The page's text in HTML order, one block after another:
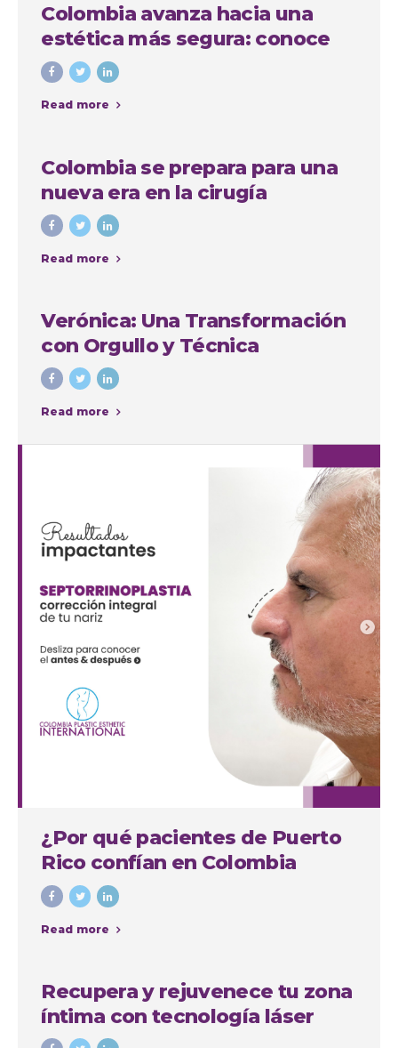
Colombia avanza hacia una
estética más segura: conoce
quiénes podrán realizar
procedimientos estéticos
Read more
Colombia se prepara para una
nueva era en la cirugía
estética: avanza proyecto de
ley que regula las
intervenciones con fines
Read more
Verónica: Una Transformación
con Orgullo y Técnica
Read more
¿Por qué pacientes de Puerto
Rico confían en Colombia
Plastic para su septorinoplastia
en Medellín?
Read more
Recupera y rejuvenece tu zona
íntima con tecnología láser